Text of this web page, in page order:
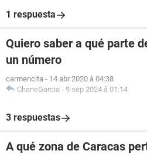
1 respuesta
Quiero saber a qué parte
un número
carmencita - 14 abr 2020 à 04:38
ChaneGarcia - 9 sep 2024 à 01:14
3 respuestas
A qué zona de Caracas